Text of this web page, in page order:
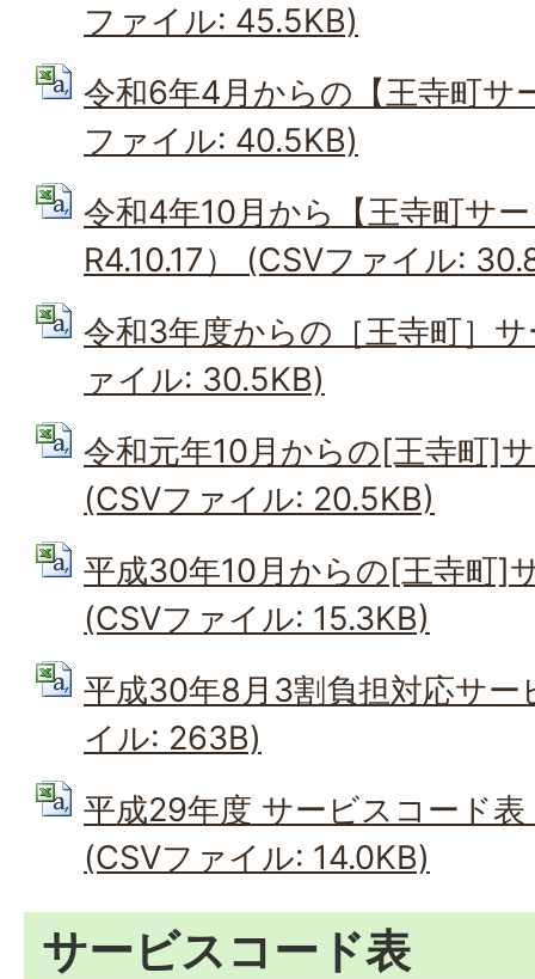
ファイル: 45.5KB)
令和6年4月からの【王寺町サ
ファイル: 40.5KB)
令和4年10月から【王寺町サ
R4.10.17） (CSVファイル:
令和3年度からの［王寺町］
ァイル: 30.5KB)
令和元年10月からの[王寺町]
(CSVファイル: 20.5KB)
平成30年10月からの[王寺町]
(CSVファイル: 15.3KB)
平成30年8月3割負担対応サ
イル: 263B)
平成29年度 サービスコード
(CSVファイル: 14.0KB)
サービスコード表